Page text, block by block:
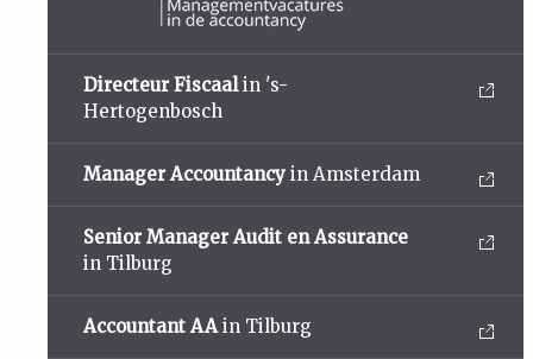
Directeur Fiscaalin 's-
Hertogenbosch
Manager Accountancy in Amsterdam
Senior Manager Audit en Assurance
in Tilburg
Accountant AA in Tilburg